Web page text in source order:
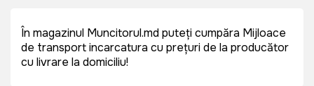
În magazinul Muncitorul.md puteți cumpăra Mijloace
de transport incarcatura cu prețuri de la producător
cu livrare la domiciliu!